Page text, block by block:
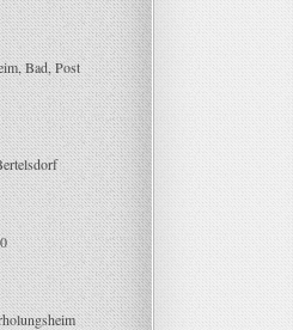
Bad, Post